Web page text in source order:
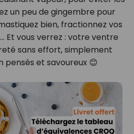
un peu de gingembre pour
bien, fractionnez vos
Et vous verrez : votre ventre
sans effort, simplement
pensés et savoureux 😊